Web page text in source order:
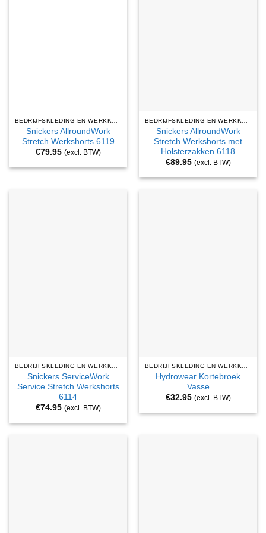
Snickers AllroundWork
Stretch Werkshorts 6119
€79.95 (excl. BTW)
Snickers AllroundWork
Stretch Werkshorts met
Holsterzakken 6118
€89.95 (excl. BTW)
Snickers ServiceWork
Service Stretch Werkshorts
6114
€74.95 (excl. BTW)
Hydrowear Kortebroek
Vasse
€32.95 (excl. BTW)